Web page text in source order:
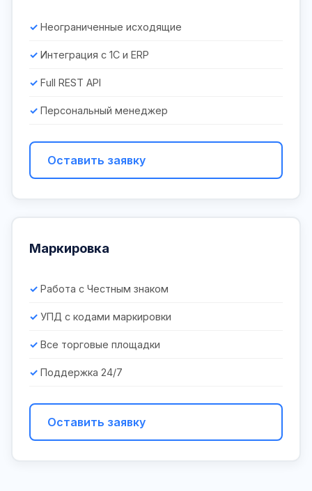
Неограниченные исходящие
Интеграция с 1С и ERP
Full REST API
Персональный менеджер
Оставить заявку
Маркировка
Работа с Честным знаком
УПД с кодами маркировки
Все торговые площадки
Поддержка 24/7
Оставить заявку